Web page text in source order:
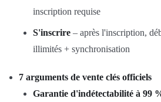
inscription requise
S'inscrire – après l'inscription,
illimités + synchronisation
7 arguments de vente clés officiels
Garantie d'indétectabilité à 99